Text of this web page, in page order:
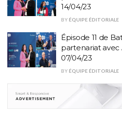
14/04/23
BY ÉQUIPE ÉDITORIALE
Épisode 11 de
partenariat
07/04/23
BY ÉQUIPE ÉDITORIALE